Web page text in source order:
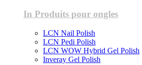
In Produits pour ongles
LCN Nail Polish
LCN Pedi Polish
LCN WOW Hybrid Gel Polish
Inveray Gel Polish